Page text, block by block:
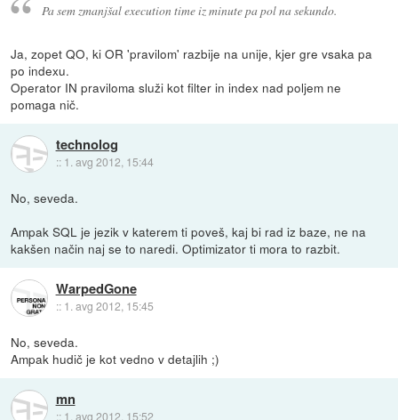
Pa sem zmanjšal execution time iz minute pa pol na sekundo.
Ja, zopet QO, ki OR 'pravilom' razbije na unije, kjer gre vsaka pa
po indexu.
Operator IN praviloma služi kot filter in index nad poljem ne
pomaga nič.
technolog
:: 1. avg 2012, 15:44
No, seveda.
Ampak SQL je jezik v katerem ti poveš, kaj bi rad iz baze, ne na
kakšen način naj se to naredi. Optimizator ti mora to razbit.
WarpedGone
:: 1. avg 2012, 15:45
No, seveda.
Ampak hudič je kot vedno v detajlih ;)
mn
:: 1. avg 2012, 15:52